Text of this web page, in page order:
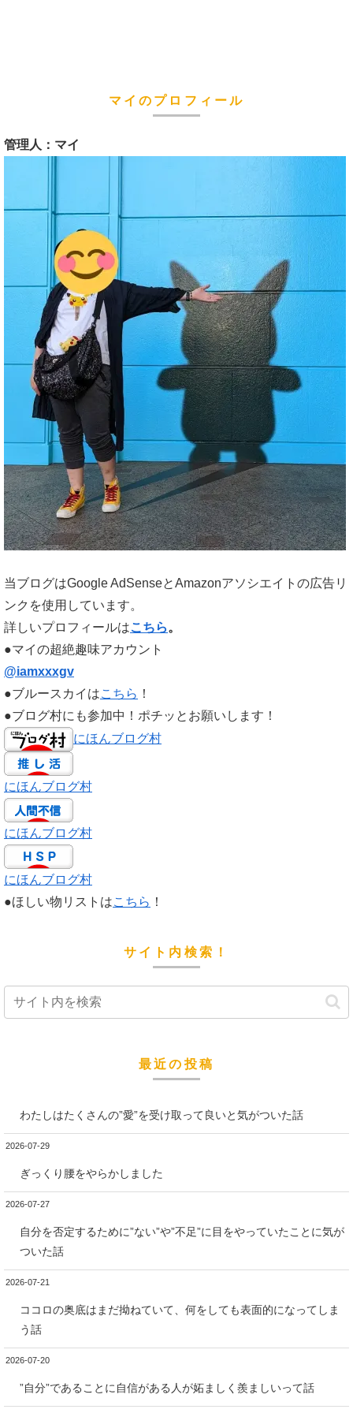
マイのプロフィール
管理人：マイ
当ブログはGoogle AdSenseとAmazonアソシエイトの広告リ
ンクを使用しています。
詳しいプロフィールはこちら。
●マイの超絶趣味アカウント
@iamxxxgv
●ブルースカイはこちら ！
●ブログ村にも参加中！ポチッとお願いします！
にほんブログ村
にほんブログ村
にほんブログ村
にほんブログ村
●ほしい物リストはこちら ！
サイト内検索！
最近の投稿
わたしはたくさんの”愛”を受け取って良いと気がついた話
2026-07-29
ぎっくり腰をやらかしました
2026-07-27
自分を否定するために”ない”や”不足”に目をやっていたことに気が
ついた話
2026-07-21
ココロの奥底はまだ拗ねていて、何をしても表面的になってしま
う話
2026-07-20
”自分”であることに自信がある人が妬ましく羨ましいって話